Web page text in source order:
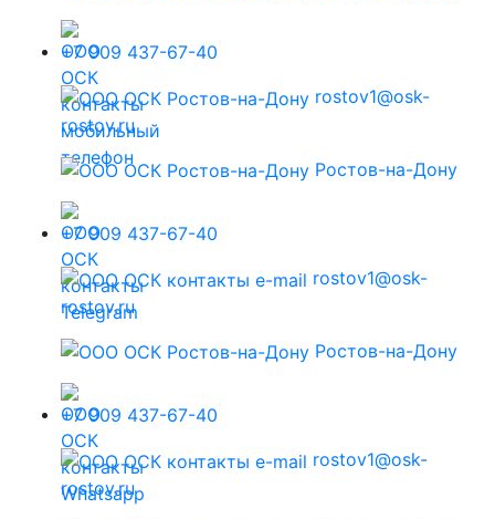
+7 909 437-67-40
rostov1@osk-
rostov.ru
Ростов-на-Дону
+7 909 437-67-40
rostov1@osk-
rostov.ru
Ростов-на-Дону
+7 909 437-67-40
rostov1@osk-
rostov.ru